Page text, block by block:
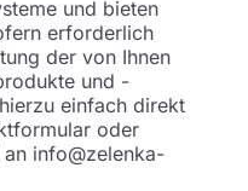
und bieten
erforderlich
der von Ihnen
und -
einfach direkt
oder
info@zelenka-